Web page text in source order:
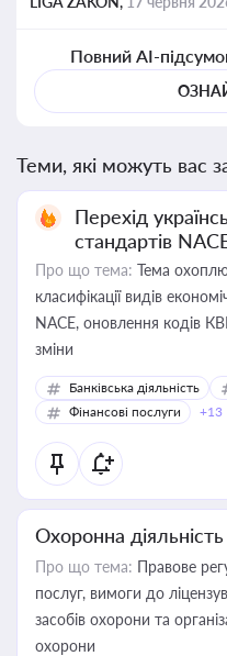
Повний AI-
Теми, які можуть вас
Перехід
стандартів
Про що тема: Тема
класифікації видів
NACE, оновлення кодів
зміни
Банківська діяльність
Фінансові послуги
+13
Охоронна діяльність
Про що тема: Правове
послуг, вимоги до
засобів охорони та
охорони